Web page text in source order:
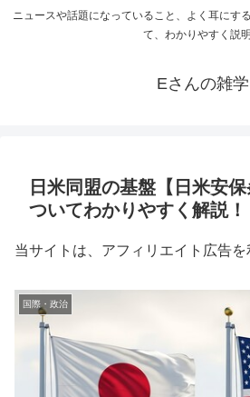
ニュースや話題になっていること、よく耳にす
て、わかりやすく説明
Eさんの雑学
日米同盟の基盤【日米安
ついてわかりやすく解説！
当サイトは、アフィリエイト広告を
国際・政治